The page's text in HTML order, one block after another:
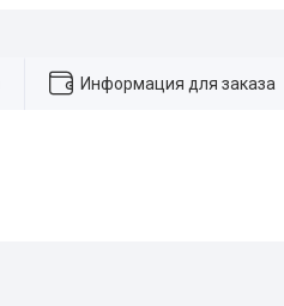
Информация для заказа